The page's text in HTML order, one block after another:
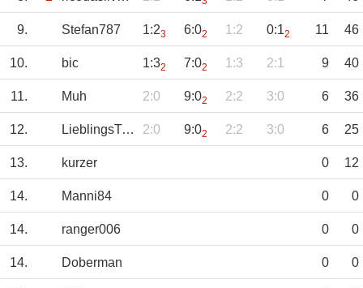
9. Stefan787 1:23 6:02 1:2 0:12 11 46
10. bic 1:32 7:02 1:3 2:1 9 40
11. Muh 2:0 9:02 2:2 3:0 6 36
12. LieblingsTipp 2:0 9:02 2:2 3:0 6 25
13. kurzer 0 12
14. Manni84 0 0
14. ranger006 0 0
14. Doberman 0 0